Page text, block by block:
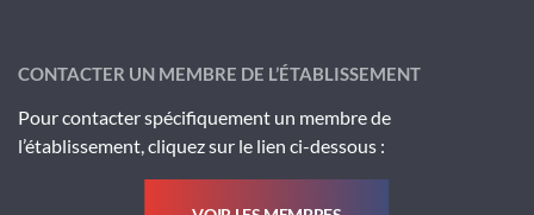
CONTACTER UN MEMBRE DE L’ÉTABLISSEMENT
Pour contacter spécifiquement un membre de
l’établissement, cliquez sur le lien ci-dessous :